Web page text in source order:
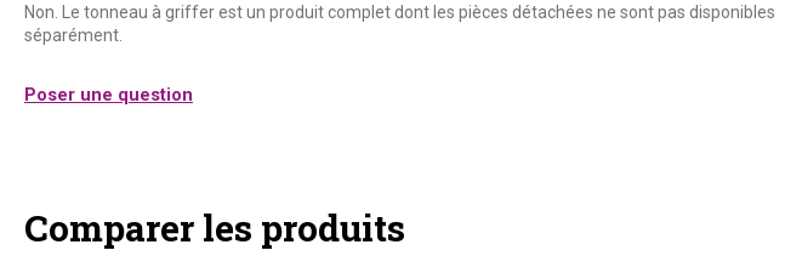
Non. Le tonneau à griffer est un produit complet dont les pièces détachées ne sont pas disponibles
séparément.
Poser une question
Comparer les produits